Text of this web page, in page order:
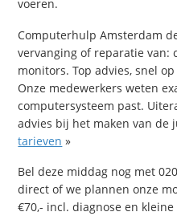
voeren.
Computerhulp Amsterdam
vervanging of reparatie van:
monitors. Top advies, snel
Onze medewerkers weten
computersysteem past.
advies bij het maken van de
tarieven »
Bel deze middag nog met
direct of we plannen onze
€70,- incl. diagnose en